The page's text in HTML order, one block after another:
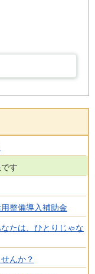
す
整備導入補助金
たは、ひとりじゃな
んか？